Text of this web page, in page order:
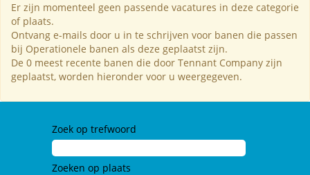
Er zijn momenteel geen passende vacatures in deze categorie
of plaats.
Ontvang e-mails door u in te schrijven voor banen die passen
bij Operationele banen als deze geplaatst zijn.
De 0 meest recente banen die door Tennant Company zijn
geplaatst, worden hieronder voor u weergegeven.
Zoek op trefwoord
Zoeken op plaats